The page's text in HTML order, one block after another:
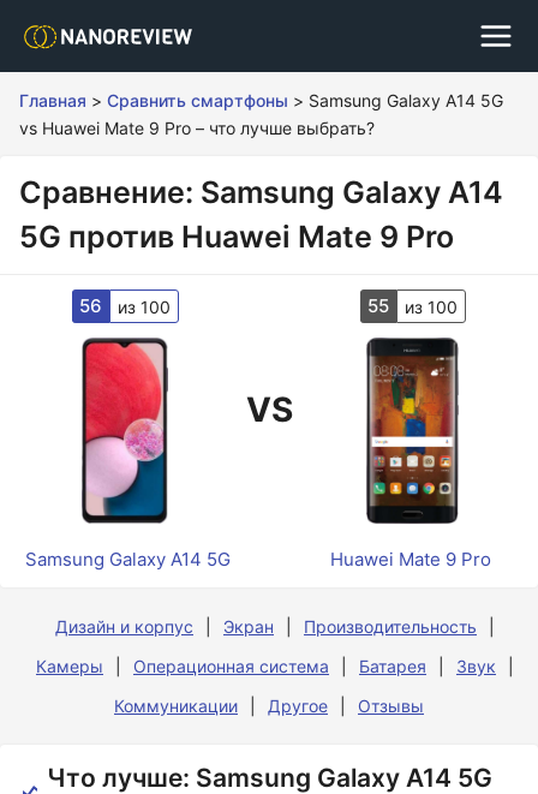
Главная > Сравнить смартфоны > Samsung Galaxy A14 5G
vs Huawei Mate 9 Pro – что лучше выбрать?
Сравнение: Samsung Galaxy A14
5G против Huawei Mate 9 Pro
56 из 100
VS
55 из 100
Samsung Galaxy A14 5G Huawei Mate 9 Pro
Дизайн и корпус Экран
Производительность
Камеры
Операционная система Батарея
Звук
Коммуникации
Другое Отзывы
Что лучше: Samsung Galaxy A14 5G